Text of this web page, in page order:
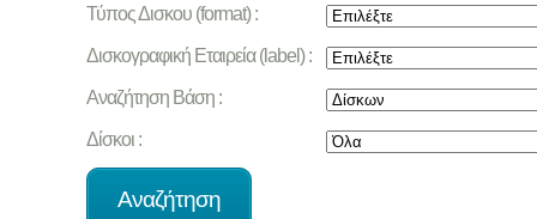
Τύπος Δισκου (format) :
Δισκογραφική Εταιρεία (label) :
Αναζήτηση Βάση :
Δίσκοι :